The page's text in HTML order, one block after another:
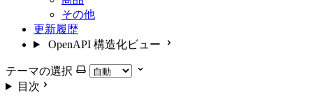
その他
更新履歴
OpenAPI 構造化ビュー
テーマの選択
目次